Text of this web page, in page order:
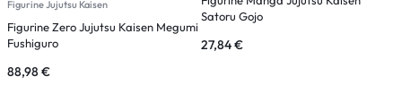
Figurine Jujutsu Kaisen
Figurine Zero Jujutsu Kaisen Megumi
Fushiguro
88,98€
Satoru Gojo
27,84€